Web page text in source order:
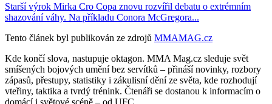
Starší výrok Mirka Cro Copa znovu rozvířil debatu o extrémním
shazování váhy. Na příkladu Conora McGregora...
Tento článek byl publikován ze zdrojů MMAMAG.cz
Kde končí slova, nastupuje oktagon. MMA Mag.cz sleduje svět
smíšených bojových umění bez servítků – přináší novinky, rozbory
zápasů, přestupy, statistiky i zákulisní dění ze světa, kde rozhodují
vteřiny, taktika a tvrdý trénink. Čtenáři se dostanou k informacím o
domácí i světové scéně – od UFC...